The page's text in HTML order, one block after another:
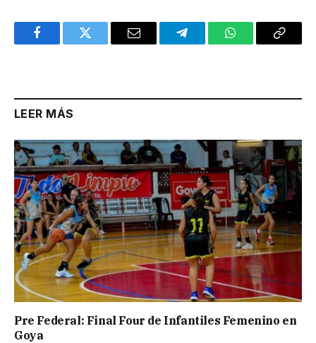
FacebookTwitter Email TelegramWhatsAppCopy
LEER MÁS
Pre Federal: Final Four de Infantiles Femenino en
Goya